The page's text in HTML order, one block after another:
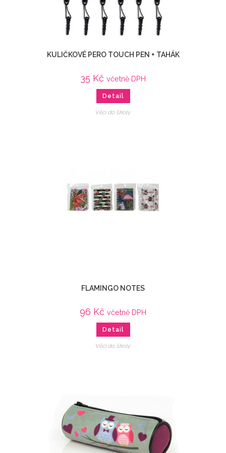
KULIČKOVÉ PERO TOUCH PEN + TAHÁK
35 Kč včetně DPH
Detail
Věci do školy
FLAMINGO NOTES
96 Kč včetně DPH
Detail
Věci do školy